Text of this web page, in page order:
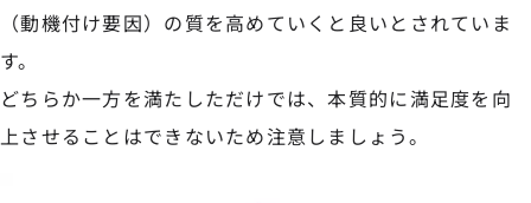
（動機付け要因）の質を高めていくと良いとされていま
す。
どちらか一方を満たしただけでは、本質的に満足度を向
上させることはできないため注意しましょう。